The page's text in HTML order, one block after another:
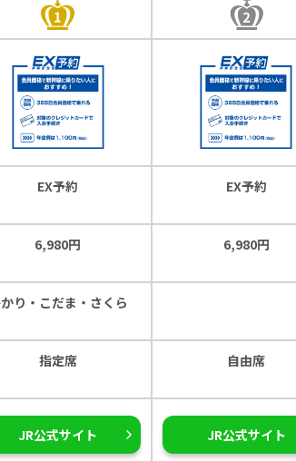
EX予約 EX予約
6,980円 6,980円
り・こだま・さくら
指定席 自由席
JR公式サイト JR公式サイト